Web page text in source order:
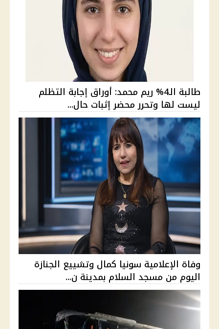
طالبة الـ4% ريم محمد: أوراق إجابة التظلم
ليست لها وتحرر محضر إثبات حال...
وفاة الإعلامية سونيا كمال وتشييع الجنازة
اليوم من مسجد السلام بمدينة ن...